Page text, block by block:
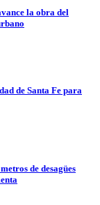
la obra del
de Santa Fe para
de desagües